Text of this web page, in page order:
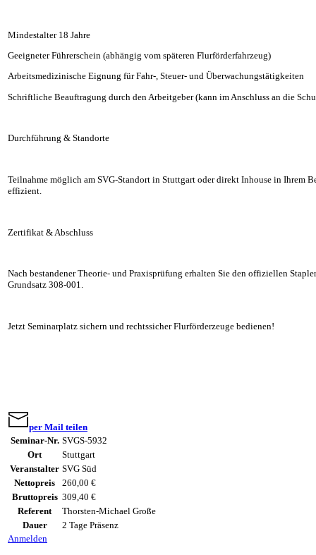
Mindestalter 18 Jahre
Geeigneter Führerschein (abhängig vom späteren Flurförderfahrzeug)
Arbeitsmedizinische Eignung für Fahr-, Steuer- und Überwachungstätigkeiten
Schriftliche Beauftragung durch den Arbeitgeber (kann im Anschluss an die
Durchführung & Standorte
Teilnahme möglich am SVG-Standort in Stuttgart oder direkt Inhouse in Ihrem
effizient.
Zertifikat & Abschluss
Nach bestandener Theorie- und Praxisprüfung erhalten Sie den offiziellen
Grundsatz 308-001.
Jetzt Seminarplatz sichern und rechtssicher Flurförderzeuge bedienen!
per Mail teilen
Seminar-Nr. SVGS-5932
Ort
Stuttgart
Veranstalter SVG Süd
Nettopreis
260,00 €
Bruttopreis 309,40 €
Referent
Thorsten-Michael Große
Dauer
2 Tage Präsenz
Anmelden